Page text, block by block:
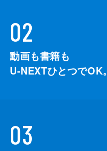
02
動画も書籍も
U-NEXTひとつでOK。
03